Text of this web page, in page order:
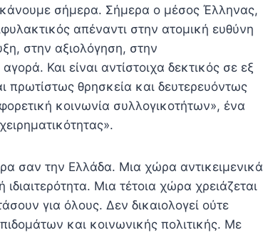
κάνουμε σήμερα. Σήμερα ο μέσος Έλληνας,
απέναντι στην ατομική ευθύνη
στην αξιολόγηση, στην
Και είναι αντίστοιχα δεκτικός σε εξ
πρωτίστως θρησκεία και δευτερευόντως
κοινωνία συλλογικοτήτων», ένα
σαν την Ελλάδα. Μια χώρα αντικειμενικά
Μια τέτοια χώρα χρειάζεται
για όλους. Δεν δικαιολογεί ούτε
και κοινωνικής πολιτικής. Με